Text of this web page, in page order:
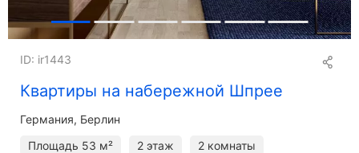
Квартиры на набережной Шпрее
ID: ir1443
Германия, Берлин
Площадь 53 м² 2 этаж 2 комнаты